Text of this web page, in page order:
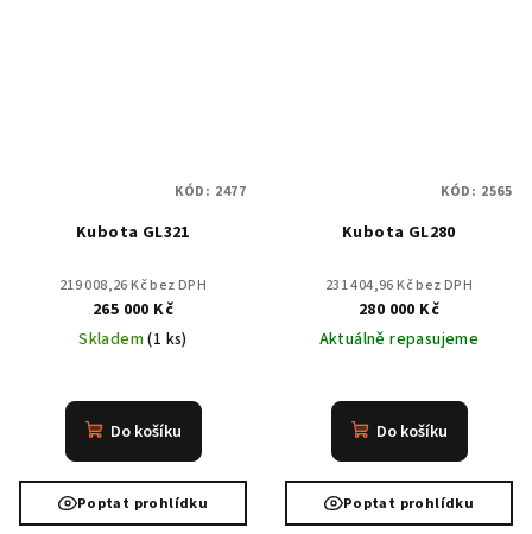
Kubota GL321
219 008,26 Kč bez DPH
265 000 Kč
Skladem(1 ks)
Do košíku
Poptat prohlídku
KÓD: 2477
Kubota GL280
231 404,96 Kč bez DPH
280 000 Kč
Aktuálně repasujeme
Do košíku
Poptat prohlídku
KÓD: 2565